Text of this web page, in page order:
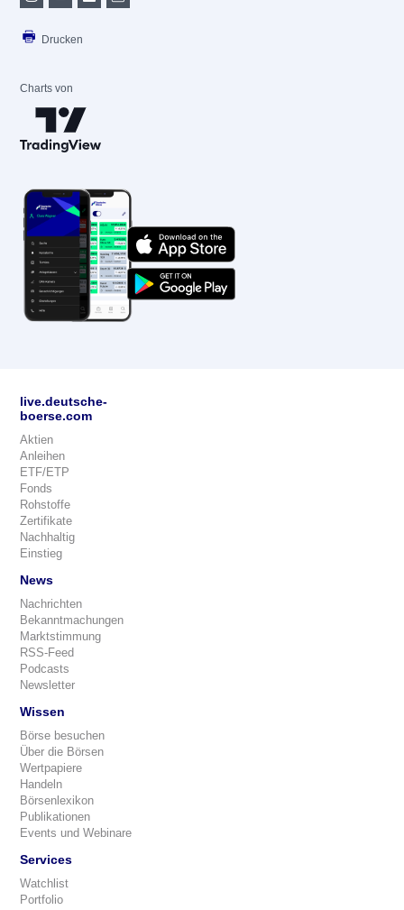
Drucken
Charts von
live.deutsche-
boerse.com
Aktien
Anleihen
ETF/ETP
Fonds
Rohstoffe
Zertifikate
Nachhaltig
Einstieg
News
Nachrichten
Bekanntmachungen
Marktstimmung
RSS-Feed
Podcasts
Newsletter
Wissen
Börse besuchen
Über die Börsen
Wertpapiere
Handeln
Börsenlexikon
Publikationen
Events und Webinare
Services
Watchlist
Portfolio